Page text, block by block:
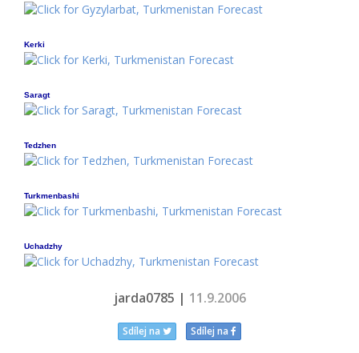
Kerki
Saragt
Tedzhen
Turkmenbashi
Uchadzhy
jarda0785 | 11.9.2006
Sdílej na Sdílej na